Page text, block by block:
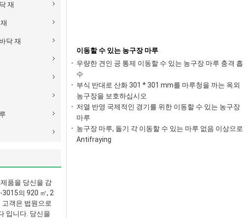
재
닥 재
품을 당신을 감
3015의 920 ㎡, 2
객은 법원으로
입니다. 당신을
이동할 수 있는 농구장 마루
우량한 견인 공 통제 이동할 수 있는 농구장 마루 충격 흡
수
부식 반대로 산화 301 * 301 mm를 마루청을 까는 옥외
농구장을 보호하십시오
저열 반영 국제적인 경기를 위한 이동할 수 있는 농구장
마루
농구장 마루, 돌기 각 이동할 수 있는 마루 없음 이상으로
Antifraying